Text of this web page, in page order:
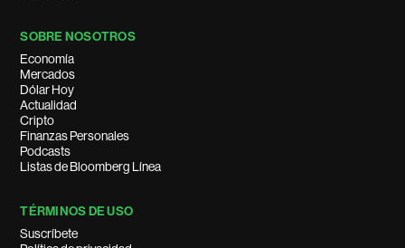
SOBRE NOSOTROS
Economía
Mercados
Dólar Hoy
Actualidad
Cripto
Finanzas Personales
Podcasts
Listas de Bloomberg Línea
TÉRMINOS DE USO
Suscríbete